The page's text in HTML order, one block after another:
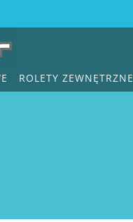
ROLETY ZEWNĘTRZNE